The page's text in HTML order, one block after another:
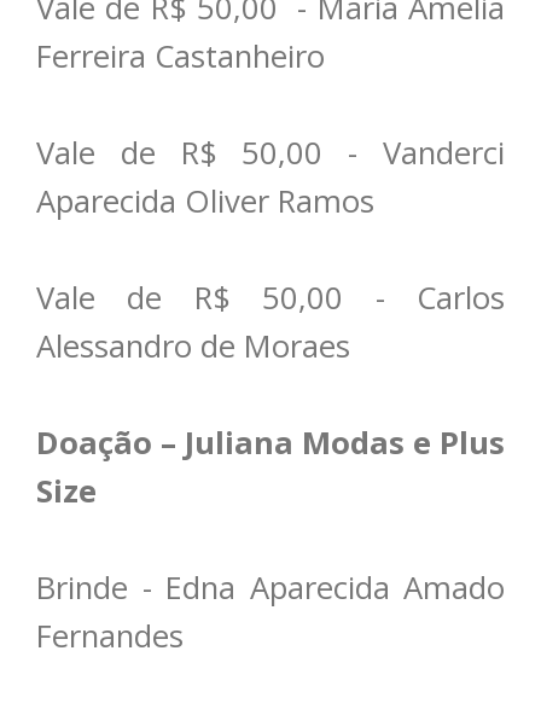
Ferreira Castanheiro
Vale de R$ 50,00 - Vanderci
Aparecida Oliver Ramos
Vale de R$ 50,00 - Carlos
Alessandro de Moraes
Doação – Juliana Modas e Plus
Size
Brinde - Edna Aparecida Amado
Fernandes